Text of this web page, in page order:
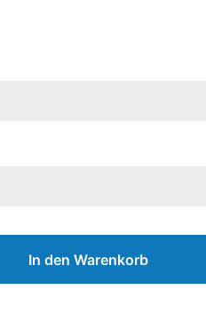
In den Warenkorb